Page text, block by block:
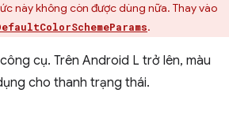
này không còn được dùng nữa. Thay vào
.
cụ. Trên Android L trở lên, màu
cho thanh trạng thái.